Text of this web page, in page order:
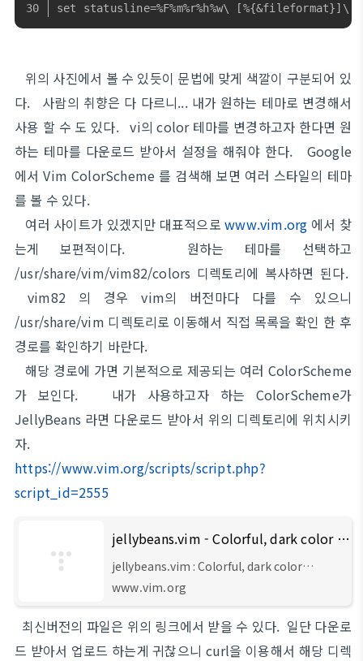
set statusline=%F%m%r%h%w\
위의 사진에서 볼 수 있듯이 문법에 맞게 색깔이 구분되어 있
다. 사람의 취향은 다 다르니... 내가 원하는 테마로 변경해서
사용 할 수 도 있다. vi의 color 테마를 변경하고자 한다면 원
하는 테마를 다운로드 받아서 설정을 해줘야 한다. Google
에서 Vim ColorScheme 를 검색해 보면 여러 스타일의 테마
를 볼 수 있다.
여러 사이트가 있겠지만 대표적으로www.vim.org 에서 찾
는게 보편적이다. 원하는 테마를 선택하고
/usr/share/vim/vim82/colors 디렉토리에 복사하면 된다.
vim82 의 경우 vim의 버전마다 다를 수 있으니
/usr/share/vim 디렉토리로 이동해서 직접 목록을 확인 한 후
경로를 확인하기 바란다.
해당 경로에 가면 기본적으로 제공되는 여러 ColorScheme
가 보인다. 내가 사용하고자 하는 ColorScheme가
JellyBeans 라면 다운로드 받아서 위의 디렉토리에 위치시키
자.
https://www.vim.org/scripts/script.php?
script_id=2555
jellybeans.vim - Colorful, dark color scheme : vim online
jellybeans.vim : Colorful, dark color
scheme script karma Rating 886/294,
Downloaded by 40612 Comments, bugs,
NanoTech script type color scheme
description A colorful, dark color scheme,
www.vim.org
최신버전의 파일은 위의 링크에서 받을 수 있다. 일단 다운로
드 받아서 업로드 하는게 귀찮으니 curl을 이용해서 해당 디렉